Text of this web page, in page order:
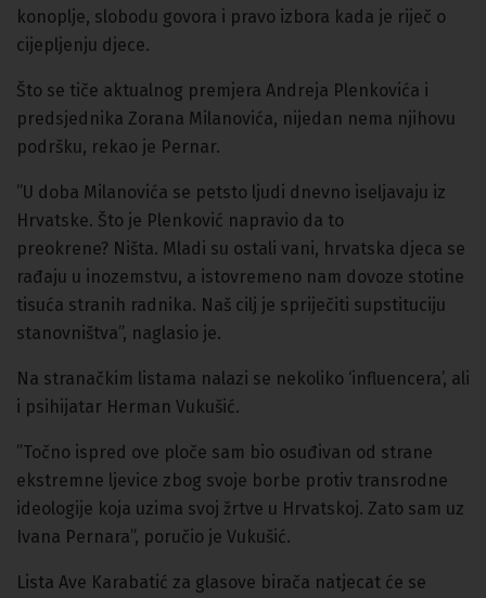
konoplje, slobodu govora i pravo izbora kada je riječ o
cijepljenju djece.
Što se tiče aktualnog premjera Andreja Plenkovića i
predsjednika Zorana Milanovića, nijedan nema njihovu
podršku, rekao je Pernar.
”U doba Milanovića se petsto ljudi dnevno iseljavaju iz
Hrvatske. Što je Plenković napravio da to
preokrene? Ništa. Mladi su ostali vani, hrvatska djeca se
rađaju u inozemstvu, a istovremeno nam dovoze stotine
tisuća stranih radnika. Naš cilj je spriječiti supstituciju
stanovništva”, naglasio je.
Na stranačkim listama nalazi se nekoliko ‘influencera’, ali
i psihijatar Herman Vukušić.
”Točno ispred ove ploče sam bio osuđivan od strane
ekstremne ljevice zbog svoje borbe protiv transrodne
ideologije koja uzima svoj žrtve u Hrvatskoj. Zato sam uz
Ivana Pernara”, poručio je Vukušić.
Lista Ave Karabatić za glasove birača natjecat će se